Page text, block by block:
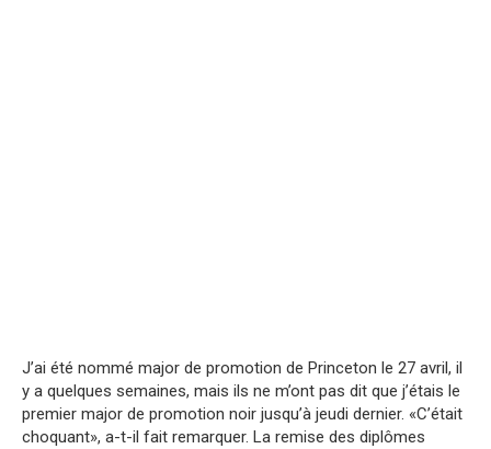
J’ai été nommé major de promotion de Princeton le 27 avril, il
y a quelques semaines, mais ils ne m’ont pas dit que j’étais le
premier major de promotion noir jusqu’à jeudi dernier. «C’était
choquant», a-t-il fait remarquer. La remise des diplômes